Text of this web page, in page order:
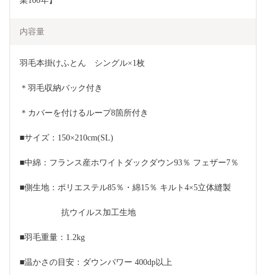
内容量
羽毛本掛けふとん　シングル×1枚
＊羽毛収納バック付き
＊カバーを付けるループ8箇所付き
■サイズ：150×210cm(SL)
■中綿：フランス産ホワイトダックダウン93％ フェザー7％
■側生地：ポリエステル85％・綿15％ キルト4×5立体縫製
抗ウイルス加工生地
■羽毛重量：1.2kg
■温かさの目安：ダウンパワー 400dp以上